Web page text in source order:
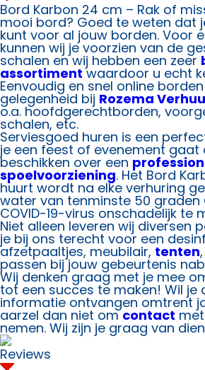
Bord Karbon 24 cm – Rak of
mooi bord? Goed te weten dat
kunt voor al jouw borden. Voor
kunnen wij je voorzien van de
schalen en wij hebben een zeer
assortiment waardoor u echt
Eenvoudig en snel online
gelegenheid bij Rozema
o.a. hoofdgerechtborden,
schalen, etc.
Serviesgoed huren is een
je een feest of evenement gaat
beschikken over een
spoelvoorziening. Het Bord
huurt wordt na elke verhuring
water van tenminste 50 graden
COVID-19-virus onschadelijk te
Niet alleen leveren wij diversen
je bij ons terecht voor een
afzetpaaltjes, meubilair, tenten
passen bij jouw gebeurtenis
Wij denken graag met je mee
tot een succes te maken! Wil je
informatie ontvangen omtrent
aarzel dan niet omcontact
nemen. Wij zijn je graag van
Reviews